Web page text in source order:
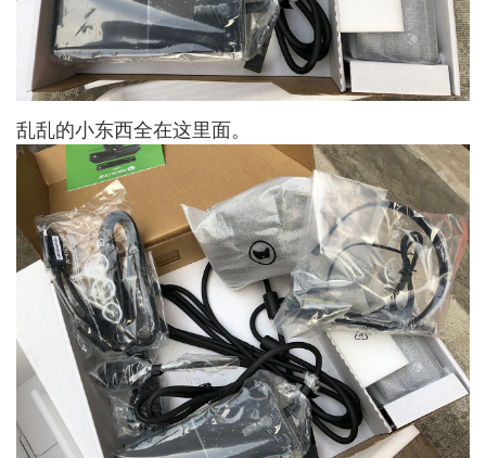
乱乱的小东西全在这里面。